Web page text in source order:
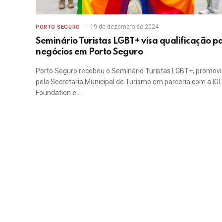
PORTO SEGURO 19 de dezembro de 2024
Seminário Turistas LGBT+ visa qualificação
negócios em Porto Seguro
Porto Seguro recebeu o Seminário Turistas LGBT+,
pela Secretaria Municipal de Turismo em parceria com a
Foundation e…